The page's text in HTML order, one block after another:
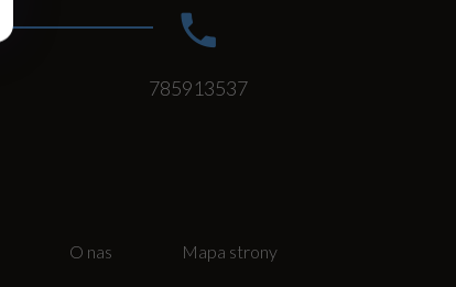
785913537
O nas Mapa strony